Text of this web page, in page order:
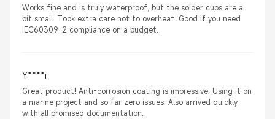
Works fine and is truly waterproof, but the solder cups are a
bit small. Took extra care not to overheat. Good if you need
IEC60309-2 compliance on a budget.
Y****i
Great product! Anti-corrosion coating is impressive. Using it on
a marine project and so far zero issues. Also arrived quickly
with all promised documentation.